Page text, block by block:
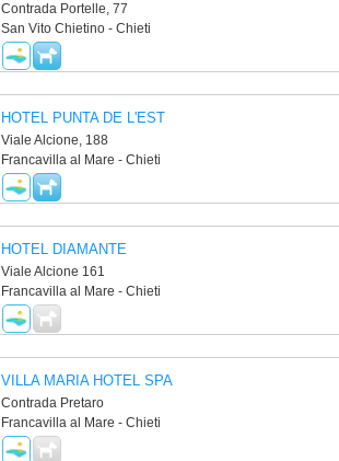
Contrada Portelle, 77
San Vito Chietino - Chieti
HOTEL PUNTA DE L'EST
Viale Alcione, 188
Francavilla al Mare - Chieti
HOTEL DIAMANTE
Viale Alcione 161
Francavilla al Mare - Chieti
VILLA MARIA HOTEL SPA
Contrada Pretaro
Francavilla al Mare - Chieti